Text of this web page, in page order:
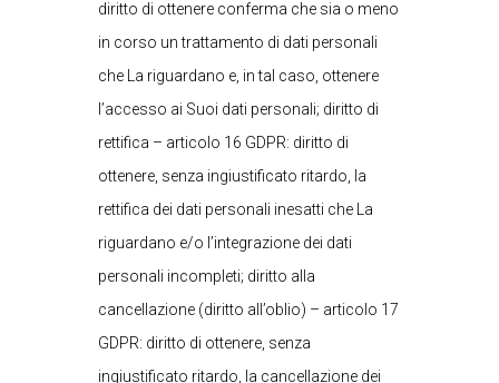
diritto di ottenere conferma che sia o meno
in corso un trattamento di dati personali
che La riguardano e, in tal caso, ottenere
l’accesso ai Suoi dati personali; diritto di
rettifica – articolo 16 GDPR: diritto di
ottenere, senza ingiustificato ritardo, la
rettifica dei dati personali inesatti che La
riguardano e/o l’integrazione dei dati
personali incompleti; diritto alla
cancellazione (diritto all’oblio) – articolo 17
GDPR: diritto di ottenere, senza
ingiustificato ritardo, la cancellazione dei